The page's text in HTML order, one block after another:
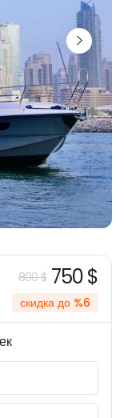
800 $ 750 $
скидка до %6